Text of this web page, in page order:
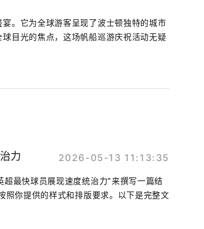
。它为全球游客呈现了波士顿独特的城市
目光的焦点，这场帆船巡游庆祝活动无疑
力 2026-05-13 11:13:35
最快球员展现速度统治力”来撰写一篇结
你提供的样式和排版要求。以下是完整文